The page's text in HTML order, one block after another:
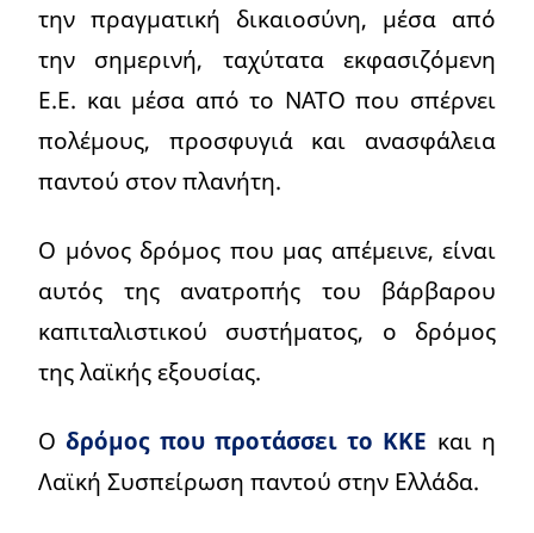
την πραγματική δικαιοσύνη, μέσα από
την σημερινή, ταχύτατα εκφασιζόμενη
Ε.Ε. και μέσα από το ΝΑΤΟ που σπέρνει
πολέμους, προσφυγιά και ανασφάλεια
παντού στον πλανήτη.
Ο μόνος δρόμος που μας απέμεινε, είναι
αυτός της ανατροπής του βάρβαρου
καπιταλιστικού συστήματος, ο δρόμος
της λαϊκής εξουσίας.
Οδρόμος που προτάσσει το ΚΚΕ και η
Λαϊκή Συσπείρωση παντού στην Ελλάδα.